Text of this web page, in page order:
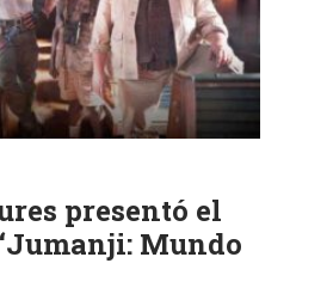
presentó el
Mundo